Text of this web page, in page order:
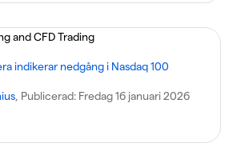
indikerar nedgång i Nasdaq 100
, Publicerad: Fredag 16 januari 2026